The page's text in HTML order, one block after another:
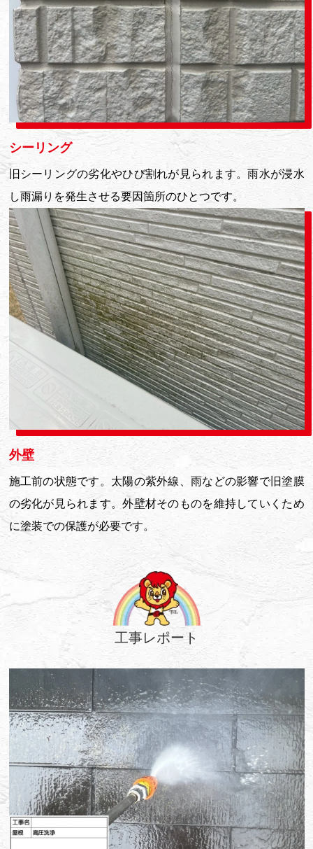
シーリング
旧シーリングの劣化やひび割れが見られます。雨水が浸水
し雨漏りを発生させる要因箇所のひとつです。
外壁
施工前の状態です。太陽の紫外線、雨などの影響で旧塗膜
の劣化が見られます。外壁材そのものを維持していくため
に塗装での保護が必要です。
工事レポート